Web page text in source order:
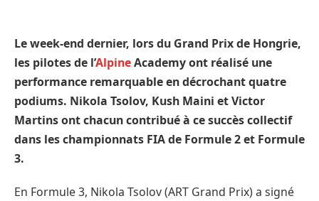
Le week-end dernier, lors du Grand Prix de Hongrie,
les pilotes de l’AlpineAcademy ont réalisé une
performance remarquable en décrochant quatre
podiums. Nikola Tsolov, Kush Maini et Victor
Martins ont chacun contribué à ce succès collectif
dans les championnats FIA de Formule 2 et Formule
3.
En Formule 3, Nikola Tsolov (ART Grand Prix) a signé